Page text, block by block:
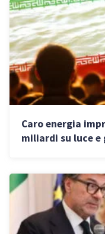
Caro energia
miliardi su luce